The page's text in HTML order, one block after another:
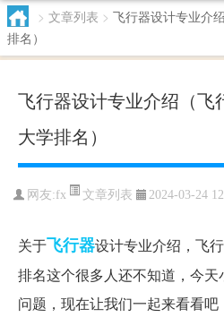
> 文章列表 > 飞行器设计专业介
排名）
飞行器设计专业介绍（飞
大学排名）
网友:fx 文章列表 2024-03-24
关于飞行器设计专业介绍，飞
排名这个很多人还不知道，今
问题，现在让我们一起来看看吧